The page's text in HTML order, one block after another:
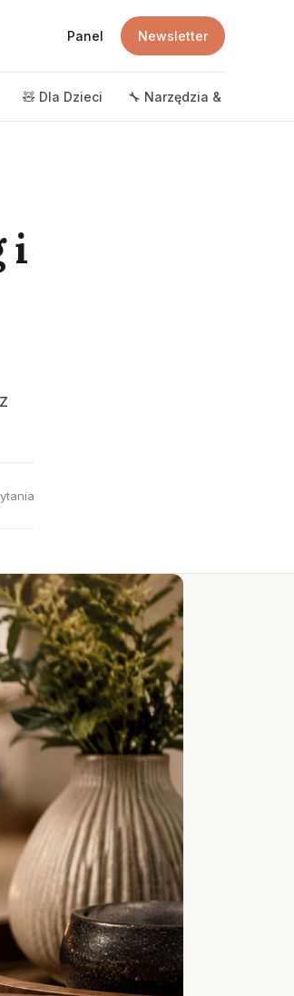
Panel Newsletter
🧸 Dla Dzieci 🔧 Narzędzia & DIY
i